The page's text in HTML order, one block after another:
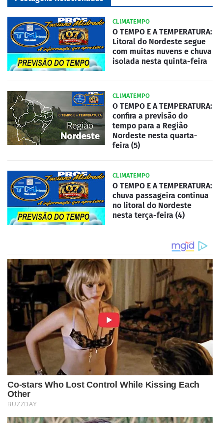
CLIMATEMPO
O TEMPO E A TEMPERATURA:
Litoral do Nordeste segue
com muitas nuvens e chuva
isolada nesta quinta-feira
CLIMATEMPO
O TEMPO E A TEMPERATURA:
confira a previsão do
tempo para a Região
Nordeste nesta quarta-
feira (5)
CLIMATEMPO
O TEMPO E A TEMPERATURA:
chuva passageira continua
no litoral do Nordeste
nesta terça-feira (4)